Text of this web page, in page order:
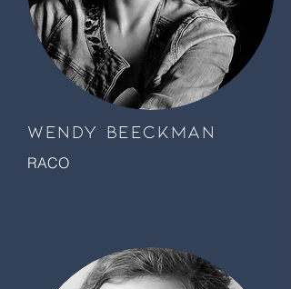
Wendy beeckman
RACO